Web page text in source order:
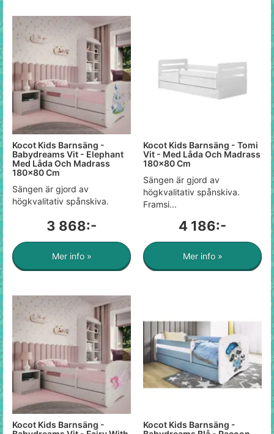
Kocot Kids Barnsäng -
Babydreams Vit - Elephant
Med Låda Och Madrass
180x80 Cm
Sängen är gjord av
högkvalitativ spånskiva.
3 868:-
Mer info »
Kocot Kids Barnsäng - Tomi
Vit - Med Låda Och Madrass
180x80 Cm
Sängen är gjord av
högkvalitativ spånskiva.
Framsi...
4 186:-
Mer info »
Kocot Kids Barnsäng -
Kocot Kids Barnsäng -